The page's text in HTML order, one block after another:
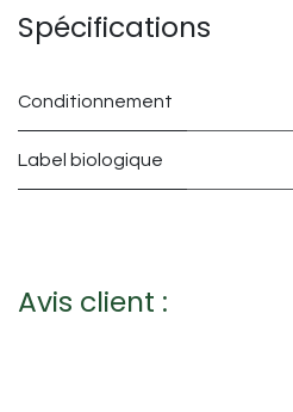
Spécifications
Conditionnement
Label biologique
Avis client :